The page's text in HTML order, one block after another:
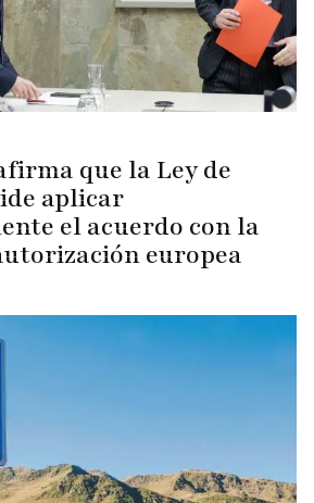
que la Ley de
aplicar
el acuerdo con la
europea